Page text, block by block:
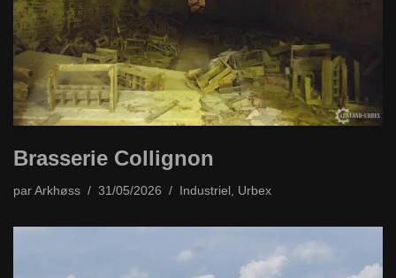
Brasserie Collignon
par Arkhøss 31/05/2026 Industriel , Urbex